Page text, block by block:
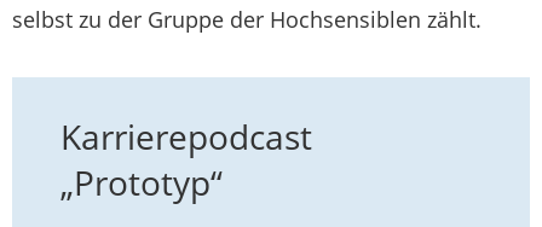
selbst zu der Gruppe der Hochsensiblen zählt.
Karrierepodcast
„Prototyp“